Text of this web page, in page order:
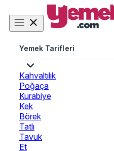
Yemek Tarifleri
Kahvaltılık
Poğaça
Kurabiye
Kek
Börek
Tatlı
Tavuk
Et